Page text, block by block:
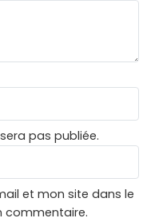
pas publiée.
et mon site dans le
commentaire.